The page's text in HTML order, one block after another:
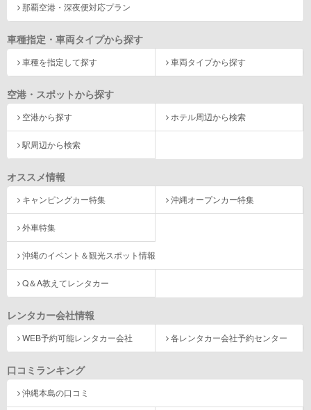
那覇空港・深夜便対応プラン
車種指定・車両タイプから探す
車種を指定して探す 車両タイプから探す
空港・スポットから探す
空港から探す ホテル周辺から検索
駅周辺から検索
オススメ情報
キャンピングカー特集 沖縄オープンカー特集
外車特集
沖縄のイベント＆観光スポット情報
Q＆A教えてレンタカー
レンタカー会社情報
WEB予約可能レンタカー会社 各レンタカー会社予約センター
口コミランキング
沖縄本島の口コミ